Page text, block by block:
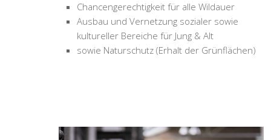
Chancengerechtigkeit für alle Wildauer
Ausbau und Vernetzung sozialer sowie
kultureller Bereiche für Jung & Alt
sowie Naturschutz (Erhalt der Grünflächen)